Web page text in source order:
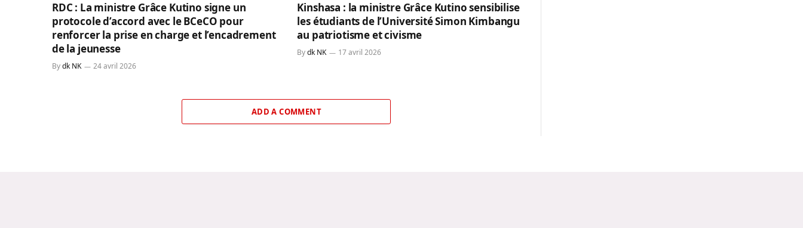
RDC : La ministre Grâce Kutino signe un
protocole d’accord avec le BCeCO pour
renforcer la prise en charge et l’encadrement
de la jeunesse
Bydk NK 24 avril 2026
Kinshasa : la ministre Grâce Kutino sensibilise
les étudiants de l’Université Simon Kimbangu
au patriotisme et civisme
By dk NK 17 avril 2026
ADD A COMMENT